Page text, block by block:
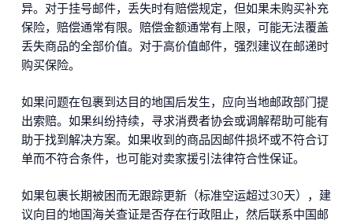
异。对于挂号邮件，丢失时有赔偿规定，但如果未购买补充
保险，赔偿通常有限。赔偿金额通常有上限，可能无法覆盖
丢失商品的全部价值。对于高价值邮件，强烈建议在邮递时
购买保险。
如果问题在包裹到达目的地国后发生，应向当地邮政部门提
出索赔。如果纠纷持续，寻求消费者协会或调解帮助可能有
助于找到解决方案。如果收到的商品因邮件损坏或不符合订
单而不符合条件，也可能对卖家援引法律符合性保证。
如果包裹长期被困而无跟踪更新（标准空运超过30天），建
议向目的地国海关查证是否存在行政阻止，然后联系中国邮